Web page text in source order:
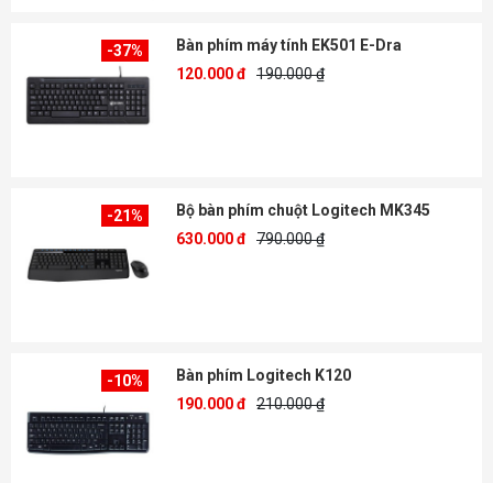
-37%
Bàn phím máy tính EK501 E-Dra
120.000 đ 190.000 ₫
-21%
Bộ bàn phím chuột Logitech MK345
630.000 đ 790.000 ₫
-10%
Bàn phím Logitech K120
190.000 đ 210.000 ₫